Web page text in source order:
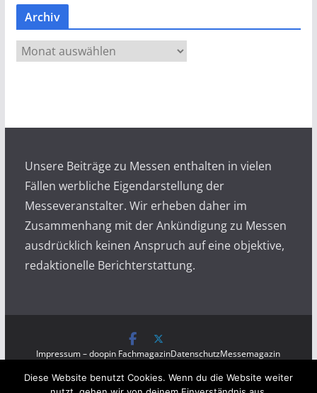
Archiv
Unsere Beiträge zu Messen enthalten in vielen
Fällen werbliche Eigendarstellung der
Messeveranstalter. Wir erheben daher im
Zusammenhang mit der Ankündigung zu Messen
ausdrücklich keinen Anspruch auf eine objektive,
redaktionelle Berichterstattung.
Impressum – doopin FachmagazinDatenschutzMessemagazin
Copyright © 2026Messen auf doopin.de. All rights
Diese Website benutzt Cookies. Wenn du die Website weiter